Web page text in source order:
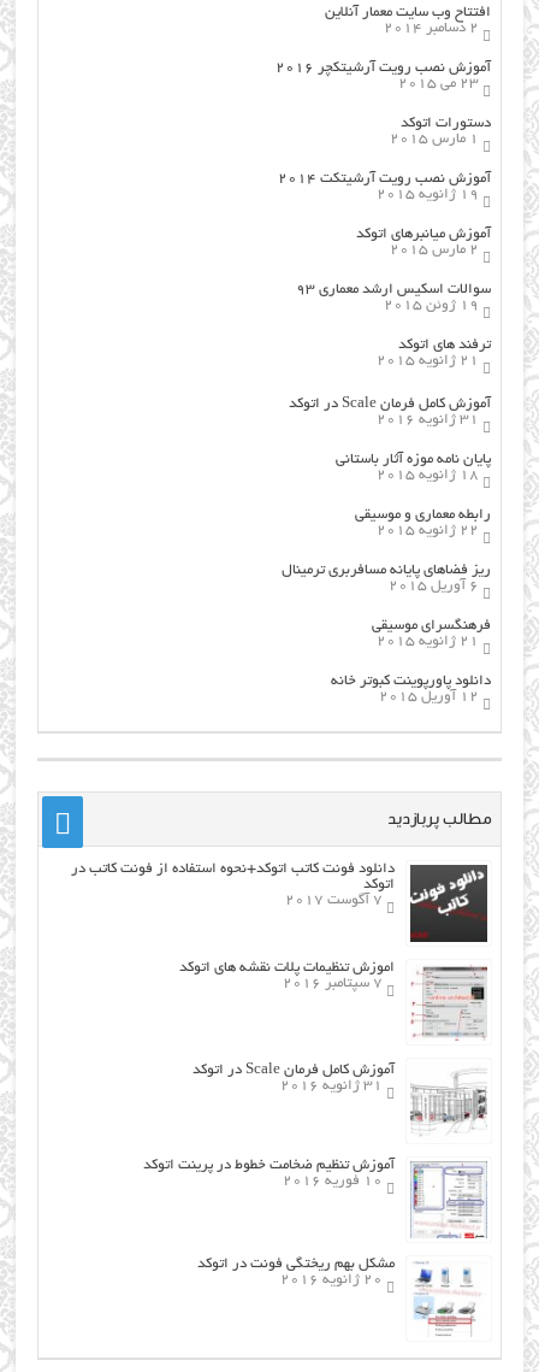
افتتاح وب سایت معمار آنلاین
2 دسامبر 2014
آموزش نصب رویت آرشیتکچر ۲۰۱۶
23 می 2015
دستورات اتوکد
1 مارس 2015
آموزش نصب رویت آرشیتکت ۲۰۱۴
19 ژانویه 2015
آموزش میانبرهای اتوکد
2 مارس 2015
سوالات اسکیس ارشد معماری ۹۳
19 ژوئن 2015
ترفند های اتوکد
21 ژانویه 2015
آموزش کامل فرمان Scale در اتوکد
31 ژانویه 2016
پایان نامه موزه آثار باستانی
18 ژانویه 2015
رابطه معماری و موسیقی
22 ژانویه 2015
ریز فضاهای پایانه مسافربری ترمینال
6 آوریل 2015
فرهنگسراي موسيقي
21 ژانویه 2015
دانلود پاورپوینت کبوتر خانه
12 آوریل 2015
مطالب پربازدید
دانلود فونت کاتب اتوکد+نحوه استفاده از فونت کاتب در
اتوکد
7 آگوست 2017
اموزش تنظیمات پلات نقشه های اتوکد
7 سپتامبر 2016
آموزش کامل فرمان Scale در اتوکد
31 ژانویه 2016
آموزش تنظیم ضخامت خطوط در پرینت اتوکد
10 فوریه 2016
مشکل بهم ریختگی فونت در اتوکد
20 ژانویه 2016